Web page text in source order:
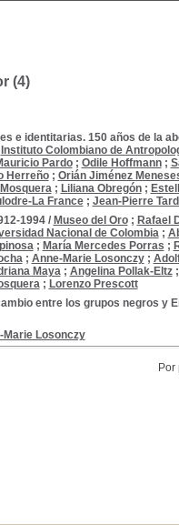
(4)
e identitarias. 150 años de la
Instituto Colombiano de
Pardo; Odile Hoffmann;
Herreño; Orián Jiménez
; Liliana Obregón;
La France; Jean-Pierre
1994/ Museo del Oro; Rafael
Nacional de Colombia;
; María Mercedes Porras ;
; Anne-Marie Losonczy;
Maya; Angelina Pollak-Eltz;
; Lorenzo Prescott
entre los grupos negros y
Marie Losonczy
Por